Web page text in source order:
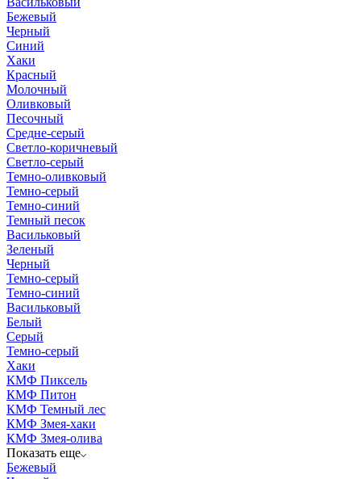
Бежевый
Черный
Синий
Хаки
Красный
Молочный
Оливковый
Песочный
Средне-серый
Светло-коричневый
Светло-серый
Темно-оливковый
Темно-серый
Темно-синий
Темный песок
Васильковый
Зеленый
Черный
Темно-серый
Темно-синий
Васильковый
Белый
Серый
Темно-серый
Хаки
КМФ Пиксель
КМФ Питон
КМФ Темный лес
КМФ Змея-хаки
КМФ Змея-олива
Показать еще
Бежевый